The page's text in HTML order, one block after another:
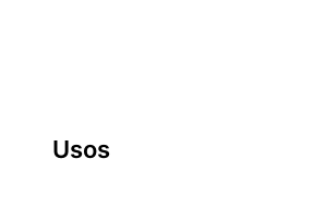
Usos